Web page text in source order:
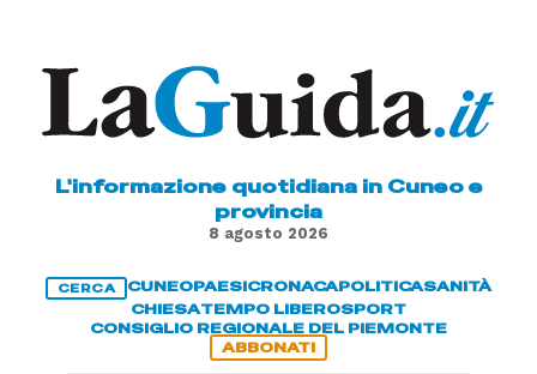
L'informazione quotidiana in Cuneo e
provincia
8 agosto 2026
CERCA CUNEOPAESICRONACAPOLITICASANITÀ
CHIESATEMPO LIBEROSPORT
CONSIGLIO REGIONALE DEL PIEMONTE
ABBONATI